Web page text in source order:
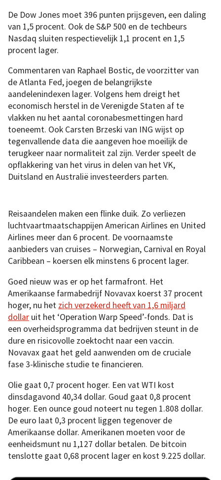
De Dow Jones moet 396 punten prijsgeven, een daling
van 1,5 procent. Ook de S&P 500 en de techbeurs
Nasdaq sluiten respectievelijk 1,1 procent en 1,5
procent lager.
Commentaren van Raphael Bostic, de voorzitter van
de Atlanta Fed, joegen de belangrijkste
aandelenindexen lager. Volgens hem dreigt het
economisch herstel in de Verenigde Staten af te
vlakken nu het aantal coronabesmettingen hard
toeneemt. Ook Carsten Brzeski van ING wijst op
tegenvallende data die aangeven hoe moeilijk de
terugkeer naar normaliteit zal zijn. Verder speelt de
opflakkering van het virus in delen van het VK,
Duitsland en Australië investeerders parten.
Reisaandelen maken een flinke duik. Zo verliezen
luchtvaartmaatschappijen American Airlines en United
Airlines meer dan 6 procent. De voornaamste
aanbieders van cruises – Norwegian, Carnival en Royal
Caribbean – koersen elk minstens 6 procent lager.
Goed nieuw was er op het farmafront. Het
Amerikaanse farmabedrijf Novavax koerst 37 procent
hoger, nu het zich verzekerd heeft van 1,6 miljard
dollar uit het ‘Operation Warp Speed’-fonds. Dat is
een overheidsprogramma dat bedrijven steunt in de
dure en risicovolle zoektocht naar een vaccin.
Novavax gaat het geld aanwenden om de cruciale
fase 3-klinische studie te financieren.
Olie gaat 0,7 procent hoger. Een vat WTI kost
dinsdagavond 40,34 dollar. Goud gaat 0,8 procent
hoger. Een ounce goud noteert nu tegen 1.808 dollar.
De euro laat 0,3 procent liggen tegenover de
Amerikaanse dollar. Amerikanen moeten voor de
eenheidsmunt nu 1,127 dollar betalen. De bitcoin
tenslotte gaat 0,68 procent lager en kost 9.225 dollar.